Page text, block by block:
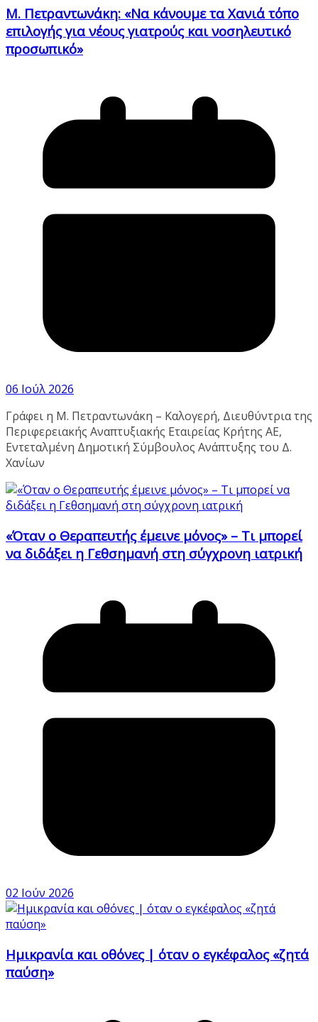
Μ. Πετραντωνάκη: «Να κάνουμε τα Χανιά τόπο
επιλογής για νέους γιατρούς και νοσηλευτικό
προσωπικό»
06 Ιούλ 2026
Γράφει η Μ. Πετραντωνάκη – Καλογερή, Διευθύντρια της
Περιφερειακής Αναπτυξιακής Εταιρείας Κρήτης ΑΕ,
Εντεταλμένη Δημοτική Σύμβουλος Ανάπτυξης του Δ.
Χανίων
«Όταν ο Θεραπευτής έμεινε μόνος» – Τι μπορεί
να διδάξει η Γεθσημανή στη σύγχρονη ιατρική
02 Ιούν 2026
Ημικρανία και οθόνες | όταν ο εγκέφαλος «ζητά
παύση»